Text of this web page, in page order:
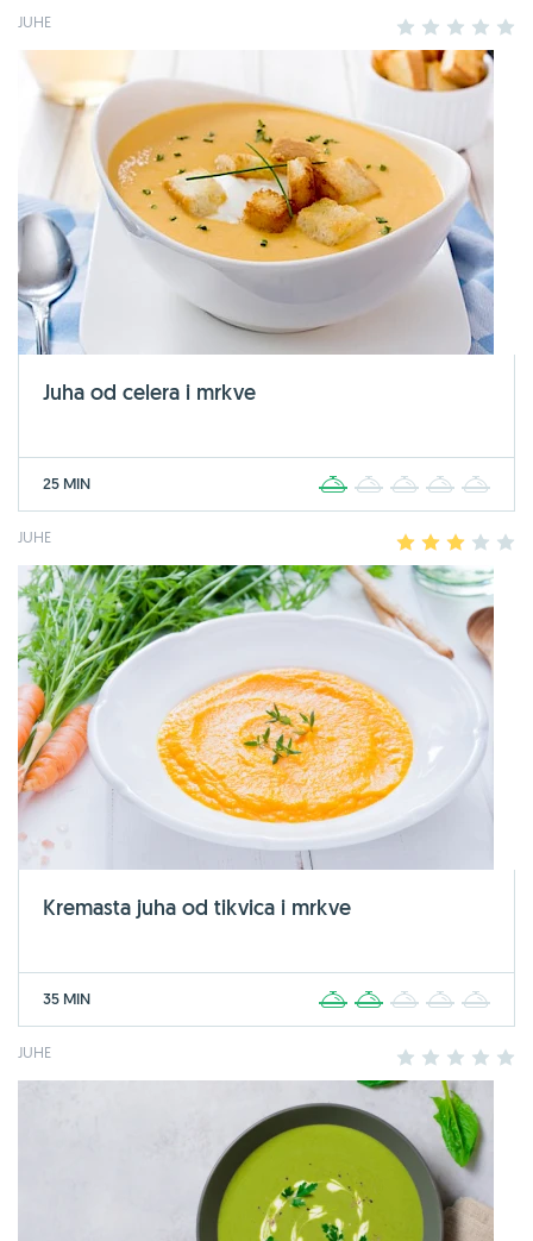
JUHE 2 3 4
Juha od celera i mrkve
25 MIN 2 3 4
JUHE 2 3 4
Kremasta juha od tikvica i mrkve
35 MIN 2 3 4
JUHE 2 3 4